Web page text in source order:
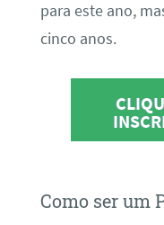
para este ano,
cinco anos.
Como ser um